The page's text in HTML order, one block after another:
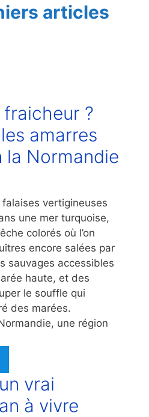
articles
fraicheur ?
amarres
la Normandie
vertigineuses
une mer turquoise,
colorés où l’on
encore salées par
sauvages accessibles
haute, et des
le souffle qui
des marées.
une région
vrai
à vivre